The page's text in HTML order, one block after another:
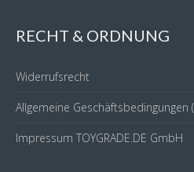
RECHT & ORDNUNG
Widerrufsrecht
Allgemeine Geschäftsbedingungen
Impressum TOYGRADE.DE GmbH